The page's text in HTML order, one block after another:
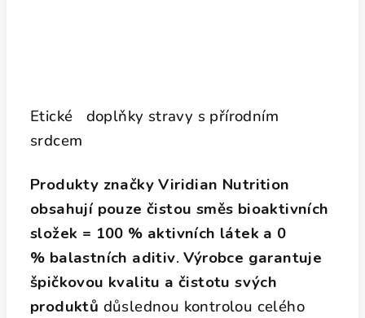
Etické doplňky stravy s přírodním
srdcem
Produkty značky Viridian Nutrition
obsahují pouze čistou směs bioaktivních
složek = 100 % aktivních látek a 0
% balastních aditiv.Výrobce garantuje
špičkovou kvalitu a čistotu svých
produktů důslednou kontrolou celého